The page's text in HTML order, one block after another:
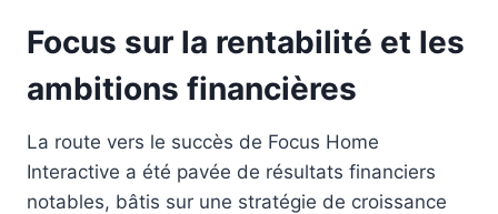
Focus sur la rentabilité et les
ambitions financières
La route vers le succès de Focus Home
Interactive a été pavée de résultats financiers
notables, bâtis sur une stratégie de croissance